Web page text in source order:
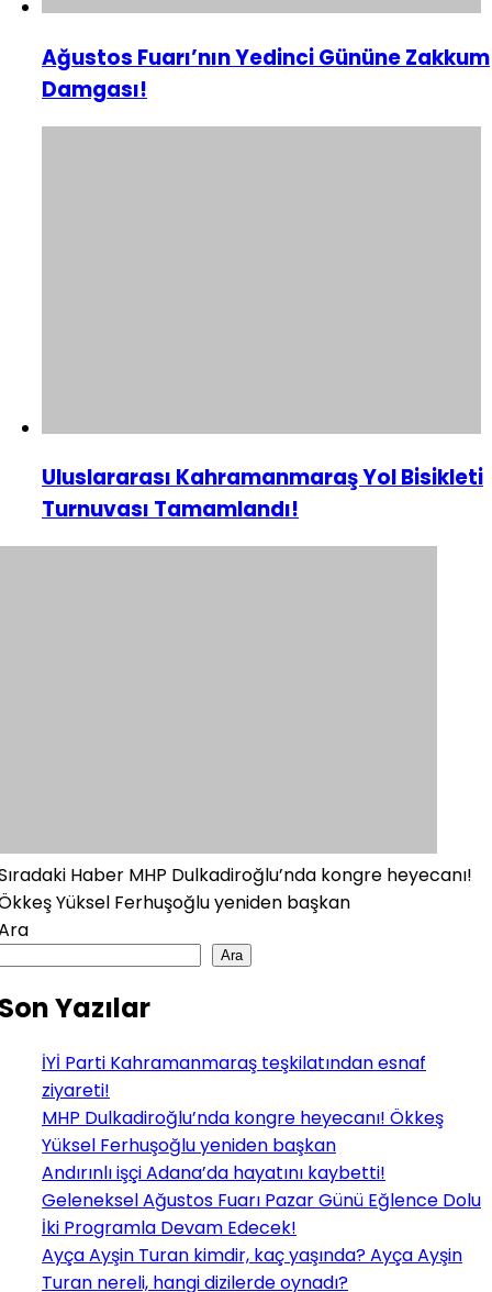
Ağustos Fuarı’nın Yedinci Gününe Zakkum
Damgası!
Uluslararası Kahramanmaraş Yol Bisikleti
Turnuvası Tamamlandı!
Haber MHP Dulkadiroğlu’nda kongre heyecanı!
Yüksel Ferhuşoğlu yeniden başkan
Ara
Yazılar
İYİ Parti Kahramanmaraş teşkilatından esnaf
ziyareti!
MHP Dulkadiroğlu’nda kongre heyecanı! Ökkeş
Yüksel Ferhuşoğlu yeniden başkan
Andırınlı işçi Adana’da hayatını kaybetti!
Geleneksel Ağustos Fuarı Pazar Günü Eğlence Dolu
İki Programla Devam Edecek!
Ayça Ayşin Turan kimdir, kaç yaşında? Ayça Ayşin
Turan nereli, hangi dizilerde oynadı?